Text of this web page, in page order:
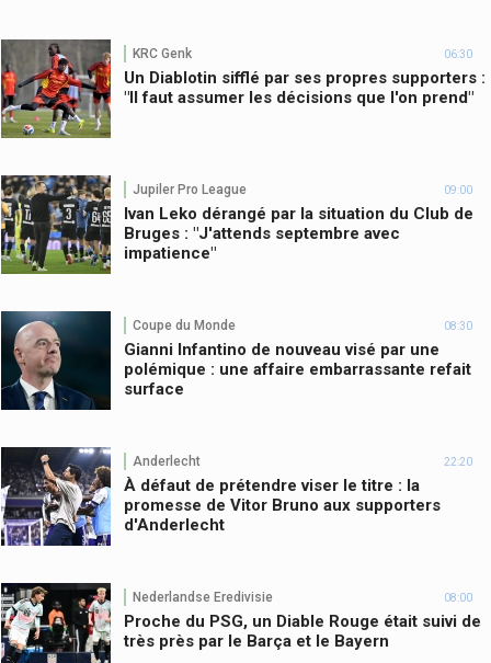
KRC Genk 06:30
Un Diablotin sifflé par ses propres supporters :
"Il faut assumer les décisions que l'on prend"
Jupiler Pro League 09:00
Ivan Leko dérangé par la situation du Club de
Bruges : "J'attends septembre avec
impatience"
Coupe du Monde 08:30
Gianni Infantino de nouveau visé par une
polémique : une affaire embarrassante refait
surface
Anderlecht 22:20
À défaut de prétendre viser le titre : la
promesse de Vitor Bruno aux supporters
d'Anderlecht
Nederlandse Eredivisie 08:00
Proche du PSG, un Diable Rouge était suivi de
très près par le Barça et le Bayern